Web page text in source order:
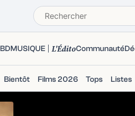
BDMUSIQUE L'ÉditoCommunauté
Bientôt Films 2026 Tops Listes